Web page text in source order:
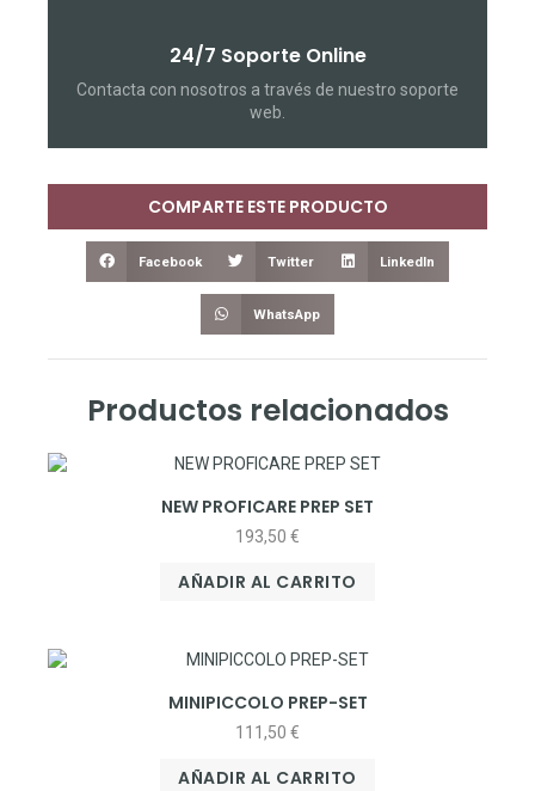
24/7 Soporte Online
Contacta con nosotros a través de nuestro soporte
web.
COMPARTE ESTE PRODUCTO
Facebook Twitter LinkedIn
WhatsApp
Productos relacionados
NEW PROFICARE PREP SET
193,50 €
AÑADIR AL CARRITO
MINIPICCOLO PREP-SET
111,50 €
AÑADIR AL CARRITO